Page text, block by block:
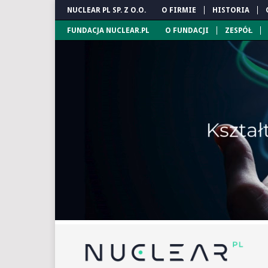
NUCLEAR PL SP. Z O.O. O FIRMIE HISTORIA
FUNDACJA NUCLEAR.PL O FUNDACJI ZESPÓŁ